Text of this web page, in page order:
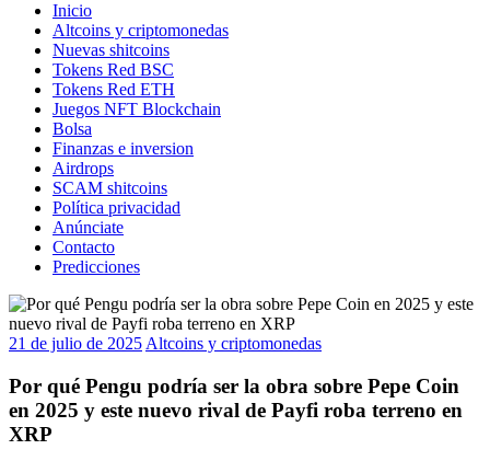
Inicio
Altcoins y criptomonedas
Nuevas shitcoins
Tokens Red BSC
Tokens Red ETH
Juegos NFT Blockchain
Bolsa
Finanzas e inversion
Airdrops
SCAM shitcoins
Política privacidad
Anúnciate
Contacto
Predicciones
21 de julio de 2025 Altcoins y criptomonedas
Por qué Pengu podría ser la obra sobre Pepe Coin
en 2025 y este nuevo rival de Payfi roba terreno en
XRP